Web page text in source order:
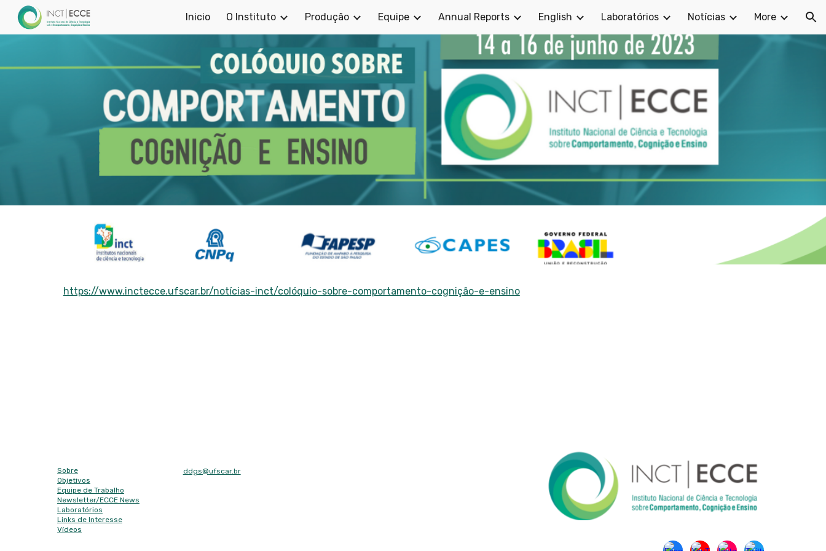
Skip to main content Skip to navigation
Inicio O Instituto Produção Equipe Annual Reports English Laboratórios Notícias More
https://www.inctecce.ufscar.br/notícias-inct/colóquio-sobre-comportamento-cognição-e-ensino
Sobre
Objetivos
Equipe de Trabalho
Newsletter/ECCE News
Laboratórios
Links de Interesse
Vídeos
ddgs@ufscar.br